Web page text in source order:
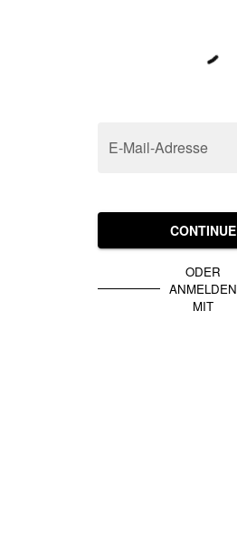
E-Mail-Adresse
CONTINUE
ODER
ANMELDEN
MIT